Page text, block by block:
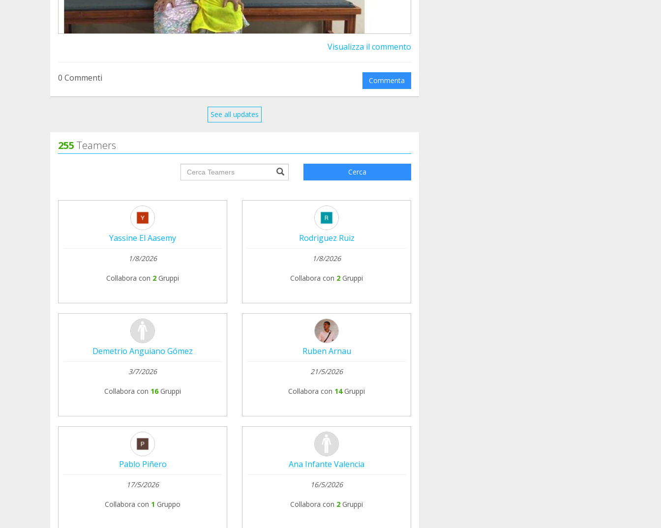
Visualizza il commento
0 Commenti Commenta
See all updates
255 Teamers
groupProfile.searchForm.search.text??? Cerca
Yassine El Aasemy
1/8/2026
Collabora con 2 Gruppi
Rodriguez Ruiz
1/8/2026
Collabora con 2 Gruppi
Demetrio Anguiano Gómez
3/7/2026
Collabora con 16 Gruppi
Ruben Arnau
21/5/2026
Collabora con 14 Gruppi
Pablo Piñero
17/5/2026
Collabora con 1 Gruppo
Ana Infante Valencia
16/5/2026
Collabora con 2 Gruppi